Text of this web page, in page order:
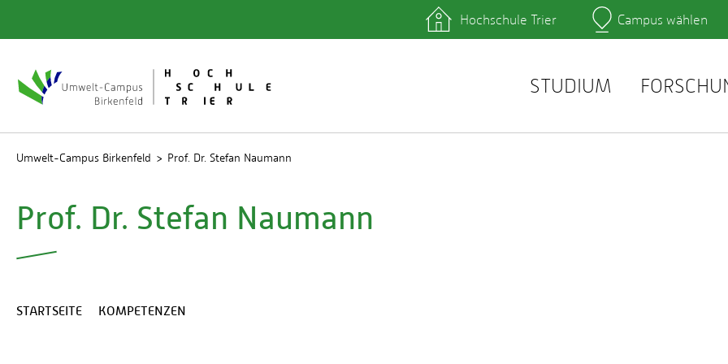
Lernplattformen
Webmail
Hochschule Trier Campus wählen
STUDIUM
Umwelt-Campus Birkenfeld Prof. Dr. Stefan Naumann
Prof. Dr. Stefan Naumann
STARTSEITE KOMPETENZEN